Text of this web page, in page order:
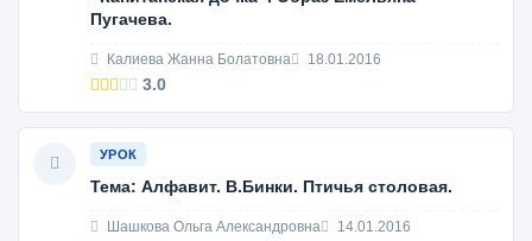
Пугачева.
Калиева Жанна Болатовна 18.01.2016
3.0
УРОК
Тема: Алфавит. В.Бинки. Птичья столовая.
Шашкова Ольга Александровна 14.01.2016